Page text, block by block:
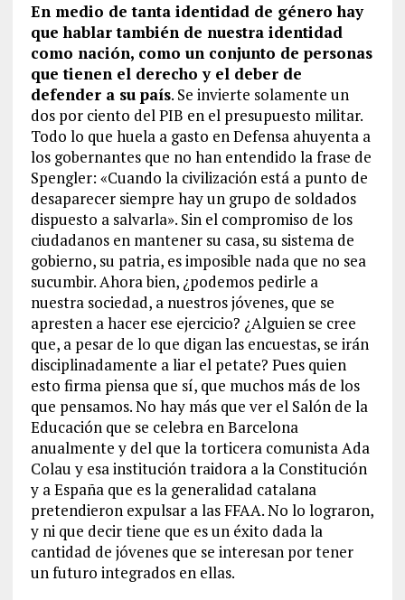
En medio de tanta identidad de género hay
que hablar también de nuestra identidad
como nación, como un conjunto de personas
que tienen el derecho y el deber de
defender a su país. Se invierte solamente un
dos por ciento del PIB en el presupuesto militar.
Todo lo que huela a gasto en Defensa ahuyenta a
los gobernantes que no han entendido la frase de
Spengler: «Cuando la civilización está a punto de
desaparecer siempre hay un grupo de soldados
dispuesto a salvarla». Sin el compromiso de los
ciudadanos en mantener su casa, su sistema de
gobierno, su patria, es imposible nada que no sea
sucumbir. Ahora bien, ¿podemos pedirle a
nuestra sociedad, a nuestros jóvenes, que se
apresten a hacer ese ejercicio? ¿Alguien se cree
que, a pesar de lo que digan las encuestas, se irán
disciplinadamente a liar el petate? Pues quien
esto firma piensa que sí, que muchos más de los
que pensamos. No hay más que ver el Salón de la
Educación que se celebra en Barcelona
anualmente y del que la torticera comunista Ada
Colau y esa institución traidora a la Constitución
y a España que es la generalidad catalana
pretendieron expulsar a las FFAA. No lo lograron,
y ni que decir tiene que es un éxito dada la
cantidad de jóvenes que se interesan por tener
un futuro integrados en ellas.